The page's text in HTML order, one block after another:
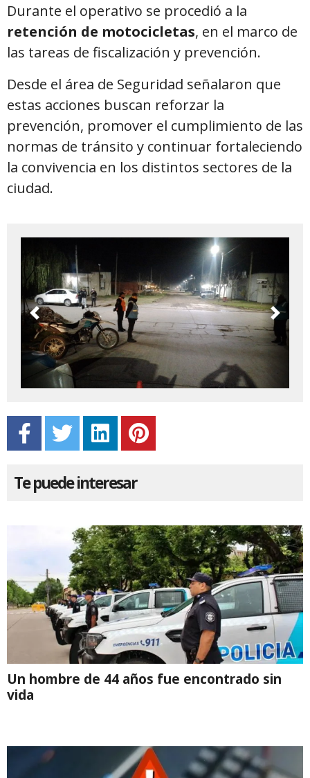
Durante el operativo se procedió a la
retención de motocicletas, en el marco de
las tareas de fiscalización y prevención.
Desde el área de Seguridad señalaron que
estas acciones buscan reforzar la
prevención, promover el cumplimiento de las
normas de tránsito y continuar fortaleciendo
la convivencia en los distintos sectores de la
ciudad.
Previous Next
Te puede interesar
Un hombre de 44 años fue encontrado sin
vida